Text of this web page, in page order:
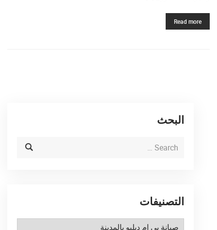
Read more
البحث
التصنيفات
التصنيفات